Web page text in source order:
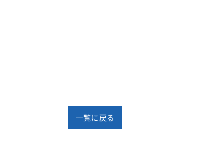
一覧に戻る